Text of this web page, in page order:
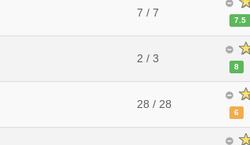
7 / 7
7.5
2 / 3
8
28 / 28
6